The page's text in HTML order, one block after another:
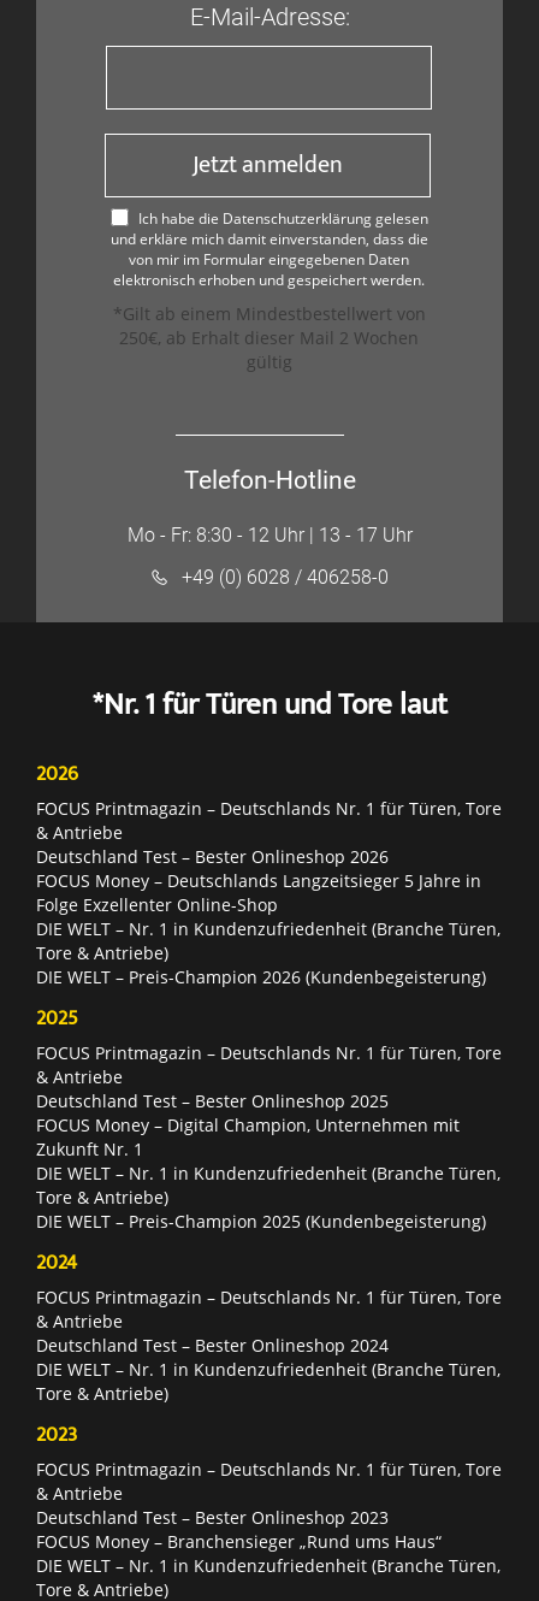
E-Mail-Adresse:
Jetzt anmelden
Ich habe die Datenschutzerklärung gelesen
und erkläre mich damit einverstanden, dass die
von mir im Formular eingegebenen Daten
elektronisch erhoben und gespeichert werden.
*Gilt ab einem Mindestbestellwert von
250€, ab Erhalt dieser Mail 2 Wochen
gültig
Telefon-Hotline
Mo - Fr: 8:30 - 12 Uhr | 13 - 17 Uhr
+49 (0) 6028 / 406258-0
*Nr. 1 für Türen und Tore laut
2026
FOCUS Printmagazin – Deutschlands Nr. 1 für Türen, Tore
& Antriebe
Deutschland Test – Bester Onlineshop 2026
FOCUS Money – Deutschlands Langzeitsieger 5 Jahre in
Folge Exzellenter Online-Shop
DIE WELT – Nr. 1 in Kundenzufriedenheit (Branche Türen,
Tore & Antriebe)
DIE WELT – Preis-Champion 2026 (Kundenbegeisterung)
2025
FOCUS Printmagazin – Deutschlands Nr. 1 für Türen, Tore
& Antriebe
Deutschland Test – Bester Onlineshop 2025
FOCUS Money – Digital Champion, Unternehmen mit
Zukunft Nr. 1
DIE WELT – Nr. 1 in Kundenzufriedenheit (Branche Türen,
Tore & Antriebe)
DIE WELT – Preis-Champion 2025 (Kundenbegeisterung)
2024
FOCUS Printmagazin – Deutschlands Nr. 1 für Türen, Tore
& Antriebe
Deutschland Test – Bester Onlineshop 2024
DIE WELT – Nr. 1 in Kundenzufriedenheit (Branche Türen,
Tore & Antriebe)
2023
FOCUS Printmagazin – Deutschlands Nr. 1 für Türen, Tore
& Antriebe
Deutschland Test – Bester Onlineshop 2023
FOCUS Money – Branchensieger „Rund ums Haus“
DIE WELT – Nr. 1 in Kundenzufriedenheit (Branche Türen,
Tore & Antriebe)